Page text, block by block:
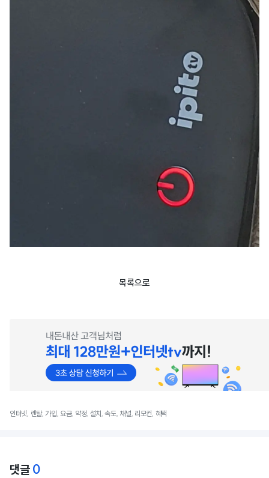
목록으로
인터넷, 렌탈, 가입, 요금, 약정, 설치, 속도, 채널, 리모컨, 혜택
댓글 0